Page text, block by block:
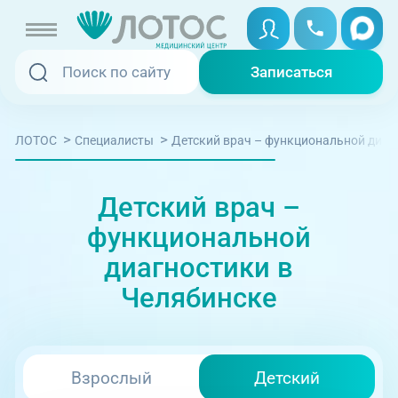
Записаться
Записаться
Услуги и цены
Специалисты
Акции
Адреса клиник
Записаться онлайн
Вызвать скорую
Медицина на дому
Телемедицина
+7 (351) 220-00-03
ЛОТОС > Специалисты > Детский врач – функциональной
Детский врач –
функциональной
диагностики в
Челябинске
Взрослый Детский
Cписок Карта
ул. Труда, 183А
08:00-21:00